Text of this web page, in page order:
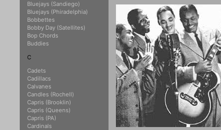
Bluejays (Sandiego)
Bluejays (Phiradelphia)
Bobbettes
Bobby Day (Satellites)
Bop Chords
Buddies
C
Cadets
Cadillacs
Calvanes
Candles (Rochell)
Capris (Brooklin)
Capris (Queens)
Capris (PA)
Cardinals